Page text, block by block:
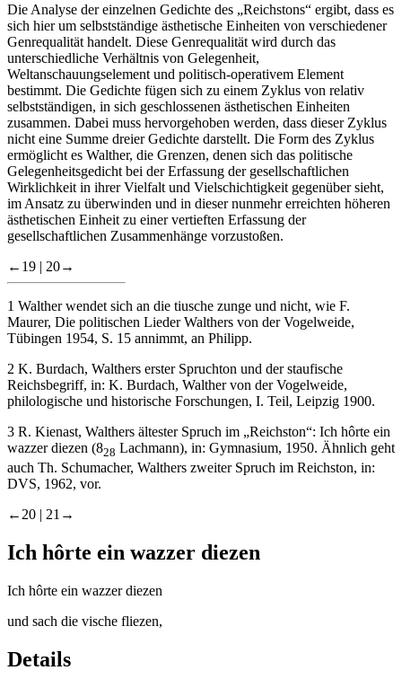
Die Analyse der einzelnen Gedichte des „Reichstons“ ergibt, dass es
sich hier um selbstständige ästhetische Einheiten von verschiedener
Genrequalität handelt. Diese Genrequalität wird durch das
unterschiedliche Verhältnis von Gelegenheit,
Weltanschauungselement und politisch-operativem Element
bestimmt. Die Gedichte fügen sich zu einem Zyklus von relativ
selbstständigen, in sich geschlossenen ästhetischen Einheiten
zusammen. Dabei muss hervorgehoben werden, dass dieser Zyklus
nicht eine Summe dreier Gedichte darstellt. Die Form des Zyklus
ermöglicht es Walther, die Grenzen, denen sich das politische
Gelegenheitsgedicht bei der Erfassung der gesellschaftlichen
Wirklichkeit in ihrer Vielfalt und Vielschichtigkeit gegenüber sieht,
im Ansatz zu überwinden und in dieser nunmehr erreichten höheren
ästhetischen Einheit zu einer vertieften Erfassung der
gesellschaftlichen Zusammenhänge vorzustoßen.
←19 | 20→
1 Walther wendet sich an die tiusche zunge und nicht, wie F.
Maurer, Die politischen Lieder Walthers von der Vogelweide,
Tübingen 1954, S. 15 annimmt, an Philipp.
2 K. Burdach, Walthers erster Spruchton und der staufische
Reichsbegriff, in: K. Burdach, Walther von der Vogelweide,
philologische und historische Forschungen, I. Teil, Leipzig 1900.
3 R. Kienast, Walthers ältester Spruch im „Reichston“: Ich hôrte ein
wazzer diezen (828 Lachmann), in: Gymnasium, 1950. Ähnlich geht
auch Th. Schumacher, Walthers zweiter Spruch im Reichston, in:
DVS, 1962, vor.
←20 | 21→
Ich hôrte ein wazzer diezen
Ich hôrte ein wazzer diezen
und sach die vische fliezen,
Details